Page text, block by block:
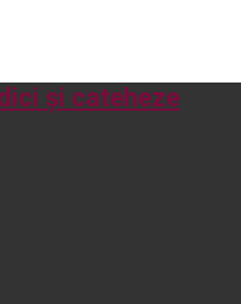
și cateheze